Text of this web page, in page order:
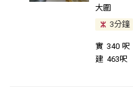
大圍
3分鐘
實 340 呎
建 463呎